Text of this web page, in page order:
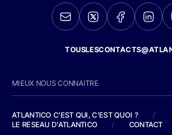
MIEUX NOUS CONNAITRE
ATLANTICO C'EST QUI, C'EST QUOI ?
/
LE RESEAU D'ATLANTICO
/ CONTACT